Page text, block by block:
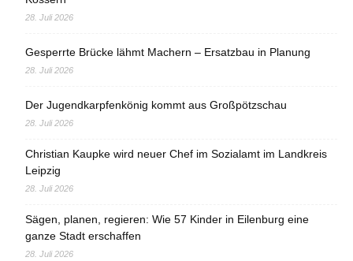
28. Juli 2026
Gesperrte Brücke lähmt Machern – Ersatzbau in Planung
28. Juli 2026
Der Jugendkarpfenkönig kommt aus Großpötzschau
28. Juli 2026
Christian Kaupke wird neuer Chef im Sozialamt im Landkreis
Leipzig
28. Juli 2026
Sägen, planen, regieren: Wie 57 Kinder in Eilenburg eine
ganze Stadt erschaffen
28. Juli 2026